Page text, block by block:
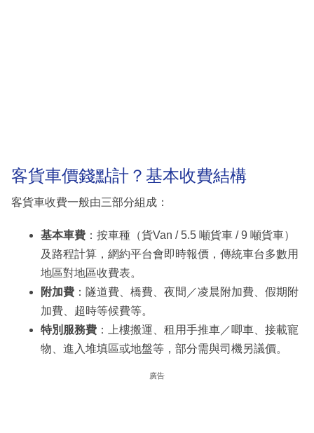
客貨車價錢點計？基本收費結構
客貨車收費一般由三部分組成：
基本車費 ：按車種（貨Van / 5.5 噸貨車 / 9 噸貨車）
及路程計算，網約平台會即時報價，傳統車台多數用
地區對地區收費表。
附加費 ：隧道費、橋費、夜間／凌晨附加費、假期附
加費、超時等候費等。
特別服務費 ：上樓搬運、租用手推車／唧車、接載寵
物、進入堆填區或地盤等，部分需與司機另議價。
廣告